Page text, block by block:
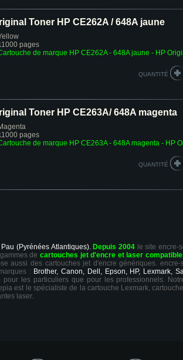
Toner HP CE262A / 648A jaune
pages
de marque HP CE262A - 648A jaune - HP
QUANTITÉ
Toner HP CE263A/ 648A magenta
pages
de marque HP CE263A - 648A magenta - HP
QUANTITÉ
(Pyrénées Atlantiques). Depuis 2004 le site
decartouches jet d'encre et laser
aussi des cartouches jet d'encre génériques.
: Brother, Canon, Dell, Epson, HP, Lexmark,
pour les particuliers que pour les professionnels.
est le spécialiste de la cartouche Lexmark,
laser.